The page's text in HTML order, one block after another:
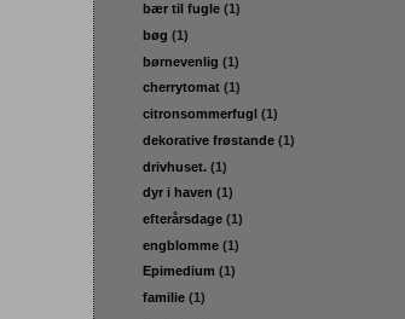
bær til fugle (1)
bøg (1)
børnevenlig (1)
cherrytomat (1)
citronsommerfugl (1)
dekorative frøstande (1)
drivhuset. (1)
dyr i haven (1)
efterårsdage (1)
engblomme (1)
Epimedium (1)
familie (1)